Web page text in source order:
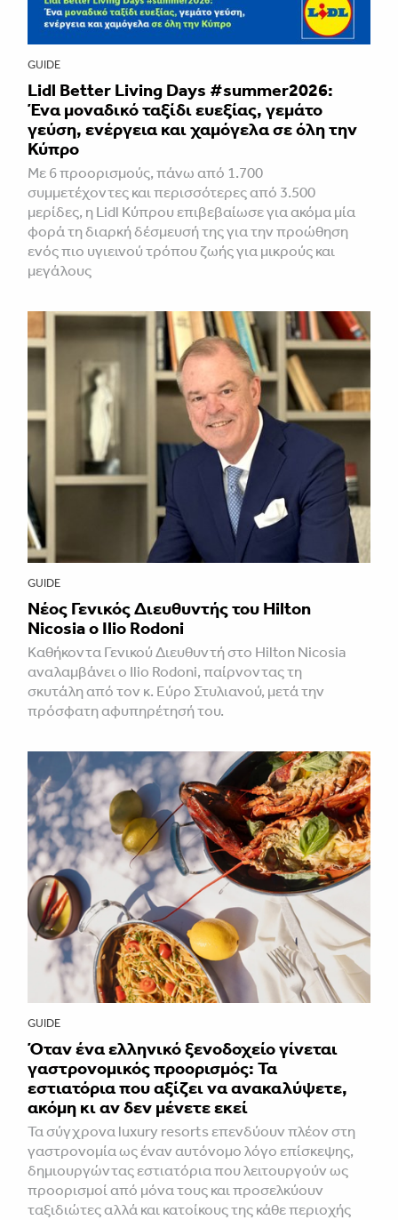
GUIDE
Lidl Better Living Days #summer2026:
Ένα μοναδικό ταξίδι ευεξίας, γεμάτο
γεύση, ενέργεια και χαμόγελα σε όλη την
Κύπρο
Με 6 προορισμούς, πάνω από 1.700
συμμετέχοντες και περισσότερες από 3.500
μερίδες, η Lidl Κύπρου επιβεβαίωσε για ακόμα μία
φορά τη διαρκή δέσμευσή της για την προώθηση
ενός πιο υγιεινού τρόπου ζωής για μικρούς και
μεγάλους
GUIDE
Νέος Γενικός Διευθυντής του Hilton
Nicosia ο Ilio Rodoni
Καθήκοντα Γενικού Διευθυντή στο Hilton Nicosia
αναλαμβάνει ο Ilio Rodoni, παίρνοντας τη
σκυτάλη από τον κ. Εύρο Στυλιανού, μετά την
πρόσφατη αφυπηρέτησή του.
GUIDE
Όταν ένα ελληνικό ξενοδοχείο γίνεται
γαστρονομικός προορισμός: Τα
εστιατόρια που αξίζει να ανακαλύψετε,
ακόμη κι αν δεν μένετε εκεί
Τα σύγχρονα luxury resorts επενδύουν πλέον στη
γαστρονομία ως έναν αυτόνομο λόγο επίσκεψης,
δημιουργώντας εστιατόρια που λειτουργούν ως
προορισμοί από μόνα τους και προσελκύουν
ταξιδιώτες αλλά και κατοίκους της κάθε περιοχής